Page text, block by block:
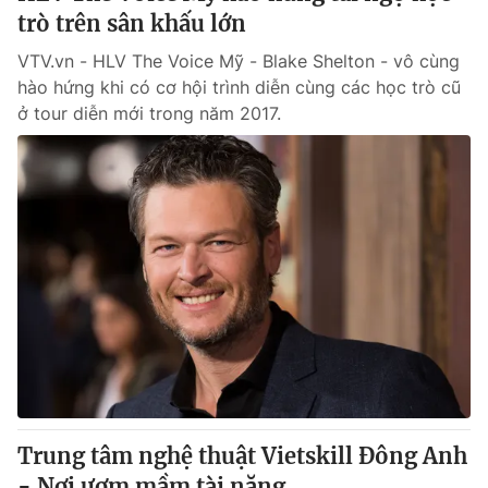
trò trên sân khấu lớn
VTV.vn - HLV The Voice Mỹ - Blake Shelton - vô cùng
hào hứng khi có cơ hội trình diễn cùng các học trò cũ
ở tour diễn mới trong năm 2017.
Trung tâm nghệ thuật Vietskill Đông Anh